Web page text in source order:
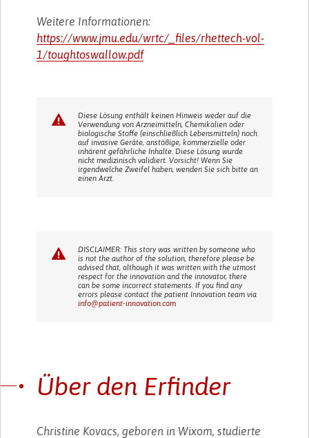
Weitere Informationen:
https://www.jmu.edu/wrtc/_files/rhettech-vol-
1/toughtoswallow.pdf
Diese Lösung enthält keinen Hinweis weder auf die
Verwendung von Arzneimitteln, Chemikalien oder
biologische Stoffe (einschließlich Lebensmitteln) noch
auf invasive Geräte, anstößige, kommerzielle oder
inhärent gefährliche Inhalte. Diese Lösung wurde
nicht medizinisch validiert. Vorsicht! Wenn Sie
irgendwelche Zweifel haben, wenden Sie sich bitte an
einen Arzt.
DISCLAIMER: This story was written by someone who
is not the author of the solution, therefore please be
advised that, although it was written with the utmost
respect for the innovation and the innovator, there
can be some incorrect statements. If you find any
errors please contact the patient Innovation team via
info@patient-innovation.com
Über den Erfinder
Christine Kovacs, geboren in Wixom, studierte